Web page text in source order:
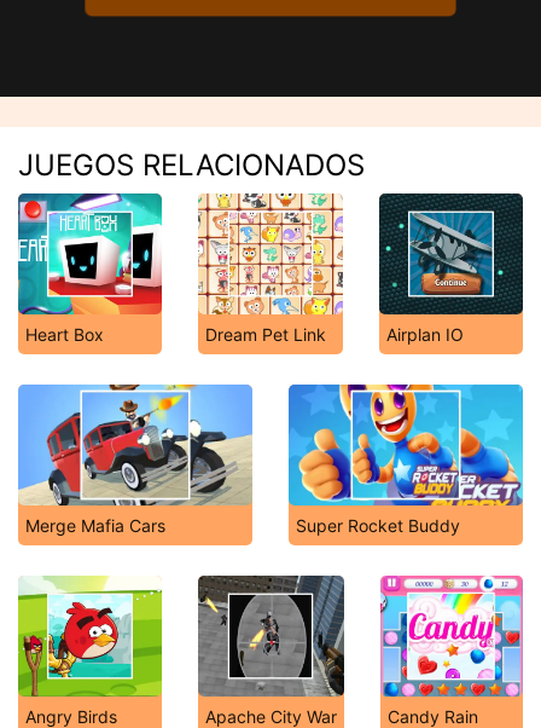
JUEGOS RELACIONADOS
Heart Box Dream Pet Link Airplan IO
Merge Mafia Cars Super Rocket Buddy
Angry Birds Apache City War Candy Rain